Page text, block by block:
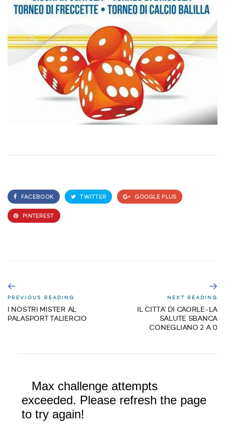
FACEBOOK TWITTER GOOGLE PLUS
PINTEREST
PREVIOUS READING
I NOSTRI MISTER AL
PALASPORT TALIERCIO
NEXT READING
IL CITTA’ DI CAORLE-LA
SALUTE SBANCA
CONEGLIANO 2 A 0